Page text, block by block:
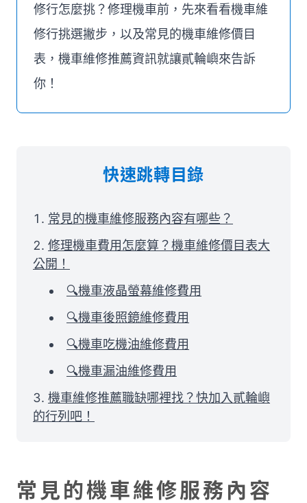
修行怎麼挑？修理機車前，先來看看機車維
修行挑選撇步，以及常見的機車維修價目
表，機車維修推薦資訊就讓貳輪嶼來告訴
你！
快速跳轉目錄
常見的機車維修服務內容有哪些？
修理機車費用怎麼算？機車維修價目表大
公開！
🔍機車液晶螢幕維修費用
🔍機車後照鏡維修費用
🔍機車吃機油維修費用
🔍機車漏油維修費用
機車維修推薦職缺哪裡找？快加入貳輪嶼
的行列吧！
常見的機車維修服務內容